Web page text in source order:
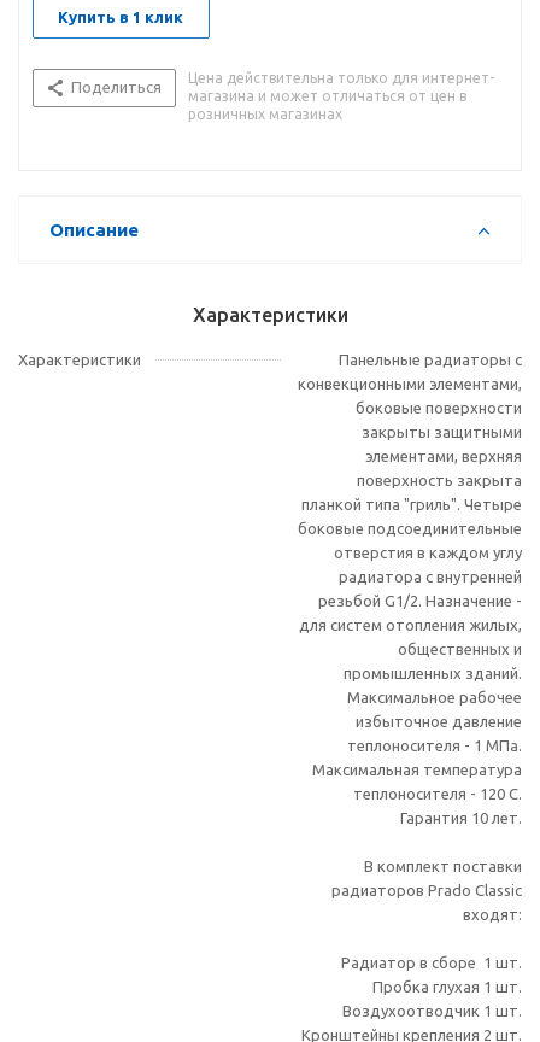
Купить в 1 клик
Поделиться
Цена действительна только для интернет-
магазина и может отличаться от цен в
розничных магазинах
Описание
Характеристики
Характеристики
Панельные радиаторы с
конвекционными элементами,
боковые поверхности
закрыты защитными
элементами, верхняя
поверхность закрыта
планкой типа "гриль". Четыре
боковые подсоединительные
отверстия в каждом углу
радиатора с внутренней
резьбой G1/2. Назначение -
для систем отопления жилых,
общественных и
промышленных зданий.
Максимальное рабочее
избыточное давление
теплоносителя - 1 МПа.
Максимальная температура
теплоносителя - 120 С.
Гарантия 10 лет.
В комплект поставки
радиаторов Prado Classic
входят:
Радиатор в сборе 1 шт.
Пробка глухая 1 шт.
Воздухоотводчик 1 шт.
Кронштейны крепления 2 шт.